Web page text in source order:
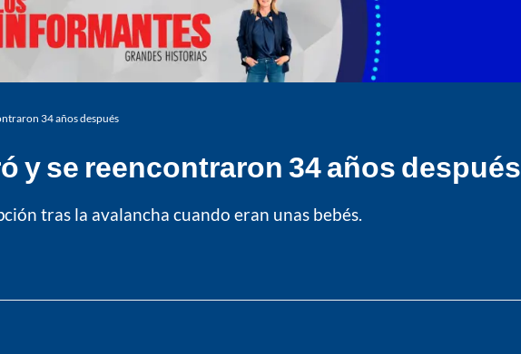
34 años después
y se reencontraron 34 años después
tras la avalancha cuando eran unas bebés.